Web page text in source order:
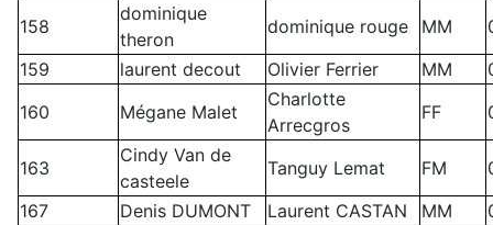
158
dominique
theron
dominique rouge MM
159
laurent decout Olivier Ferrier MM
160
Mégane Malet
Charlotte
Arrecgros
FF
163
Cindy Van de
casteele
Tanguy Lemat FM
167
Denis DUMONT Laurent CASTAN MM